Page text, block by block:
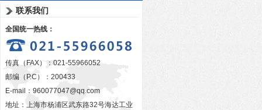
联系我们
全国统一热线：
传真（FAX）：021-55966052
邮编（P.C）：200433
E-mail： 960077047@qq.com
地址：上海市杨浦区武东路32号海达工业